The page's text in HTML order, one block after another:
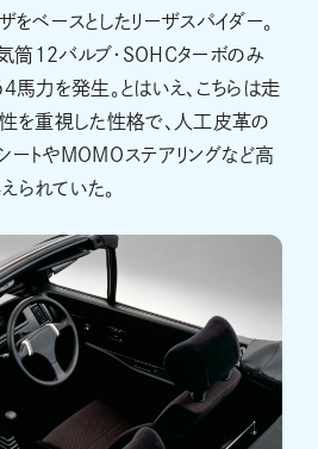
をベースとしたリーザスパイダー。
筒12バルブ・SOHCターボのみ
馬力を発生。とはいえ、こちらは走
性を重視した性格で、人工皮革の
ートやMOMOステアリングなど高
られていた。